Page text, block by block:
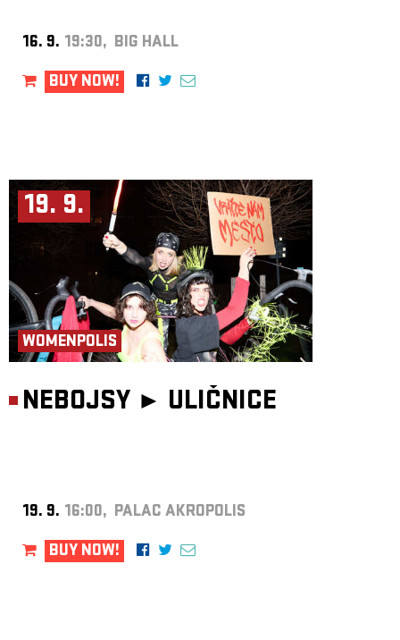
16. 9. 19:30, BIG HALL
BUY NOW!
19. 9.
WOMENPOLIS
NEBOJSY ► ULIČNICE
19. 9. 16:00, PALAC AKROPOLIS
BUY NOW!